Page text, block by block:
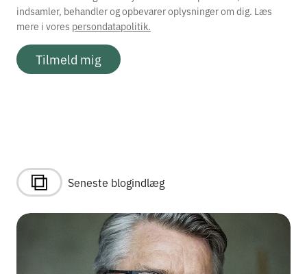
indsamler, behandler og opbevarer oplysninger om dig. Læs
mere i vores persondatapolitik.
Tilmeld mig
Seneste blogindlæg